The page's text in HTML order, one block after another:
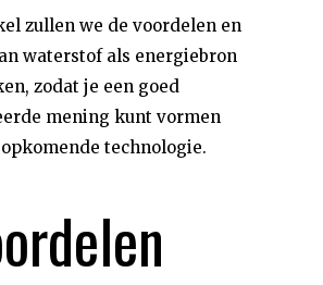
zullen we de voordelen en
waterstof als energiebron
zodat je een goed
mening kunt vormen
technologie.